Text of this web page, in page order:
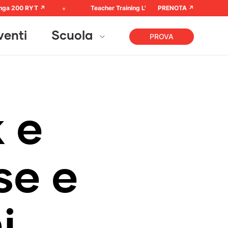
RYT ↗︎ Teacher Training L'arte di assistere ➚
PRENOTA ↗︎
Scuola PROVA
e
e e